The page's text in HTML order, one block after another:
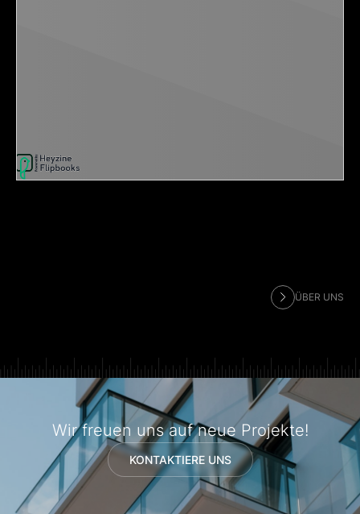
ÜBER UNS
Wir freuen uns auf neue Projekte!
KONTAKTIERE UNS